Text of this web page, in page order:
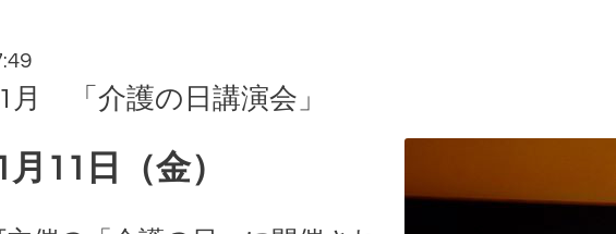
「介護の日講演会」
11日（金）